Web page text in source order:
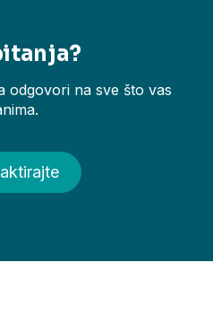
odgovori na sve što vas